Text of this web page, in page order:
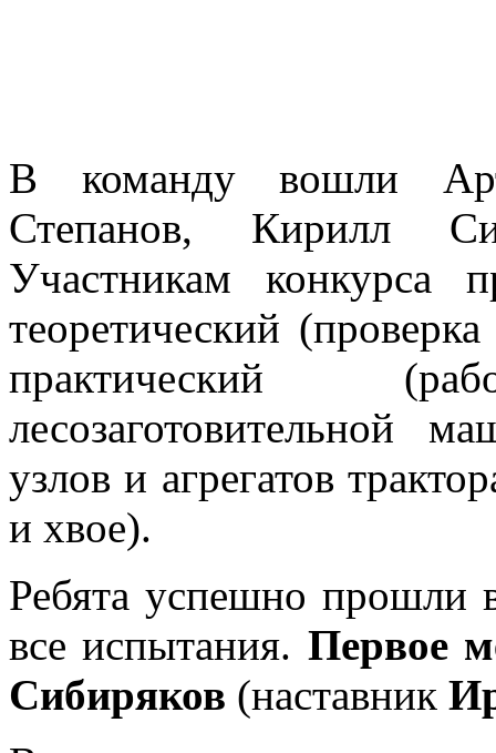
В команду вошли
Степанов, Кирилл
Участникам конкурса
теоретический
практический
лесозаготовительной
узлов и агрегатов
и хвое).
Ребята успешно прошли
все испытания. Первое
Сибиряков (наставник